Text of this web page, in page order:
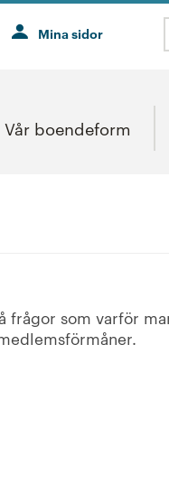
Mina sidor
Vår boendeform
som varför